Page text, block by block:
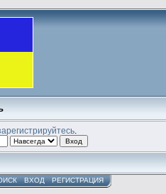
ВХОД РЕГИСТРАЦИЯ